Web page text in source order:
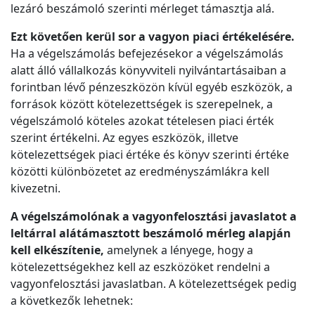
lezáró beszámoló szerinti mérleget támasztja alá.
Ezt követően kerül sor a vagyon piaci értékelésére.
Ha a végelszámolás befejezésekor a végelszámolás
alatt álló vállalkozás könyvviteli nyilvántartásaiban a
forintban lévő pénzeszközön kívül egyéb eszközök, a
források között kötelezettségek is szerepelnek, a
végelszámoló köteles azokat tételesen piaci érték
szerint értékelni. Az egyes eszközök, illetve
kötelezettségek piaci értéke és könyv szerinti értéke
közötti különbözetet az eredményszámlákra kell
kivezetni.
A végelszámolónak a vagyonfelosztási javaslatot a
leltárral alátámasztott beszámoló mérleg alapján
kell elkészítenie, amelynek a lényege, hogy a
kötelezettségekhez kell az eszközöket rendelni a
vagyonfelosztási javaslatban. A kötelezettségek pedig
a következők lehetnek: